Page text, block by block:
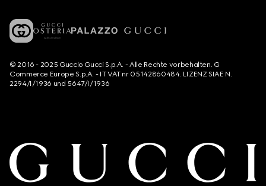
© 2016 - 2025 Guccio Gucci S.p.A. - Alle Rechte vorbehalten. G
Commerce Europe S.p.A. - IT VAT nr 05142860484. LIZENZ SIAE N.
2294/I/1936 und 5647/I/1936